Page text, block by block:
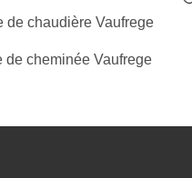
de chaudière Vaufrege
de cheminée Vaufrege